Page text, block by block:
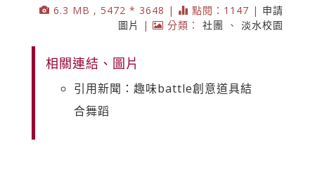
6.3 MB , 5472 * 3648 | 點閱：1147 | 申請
圖片
| 分類： 社團 、 淡水校園
相關連結、圖片
引用新聞：趣味battle創意道具結
合舞蹈